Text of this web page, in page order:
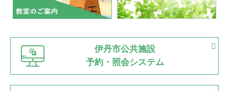
市内総合体育大会が開始
緑ケ丘体育館 猪名川運動広場
古池運動広場
2022.06.12
県知事杯争奪バレーボール大会が開催
緑ケ丘体育館
2022.05.05
伊丹市公共施設
予約・照会システム